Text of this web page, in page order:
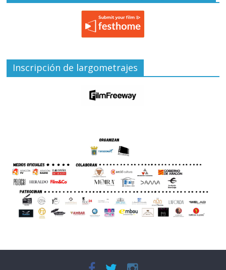
Inscripción de largometrajes